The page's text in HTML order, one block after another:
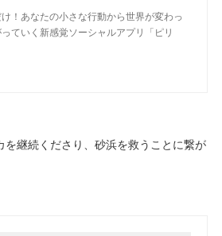
！あなたの小さな行動から世界が変わっ
ていく新感覚ソーシャルアプリ「ピリ
を継続くださり、砂浜を救うことに繋が